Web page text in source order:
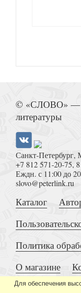
© «СЛОВО» —
литературы
Санкт-
+7 812 571-20-75,
Еждн. с 11:00 до
slovo@peterlink.ru
Каталог
Политика
О магазине
Для обеспечения